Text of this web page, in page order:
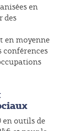
en
des
en moyenne
conférences
en outils de